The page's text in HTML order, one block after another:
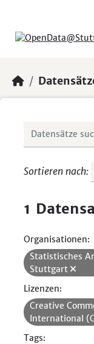
Sortieren nach
1
Organisationen:
Statistisches
Stuttgart
Lizenzen:
Creative
International
Tags: